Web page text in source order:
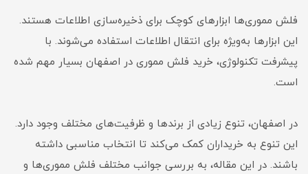
فلش مموری‌ها ابزارهای کوچک برای ذخیره‌سازی اطلاعات هستند.
این ابزارها به‌ویژه برای انتقال اطلاعات استفاده می‌شوند. با
پیشرفت تکنولوژی، خرید فلش مموری در اصفهان بسیار مهم شده
است.
در اصفهان، تنوع زیادی از برندها و ظرفیت‌های مختلف وجود دارد.
این تنوع به خریداران کمک می‌کند تا انتخاب مناسبی داشته
باشند. در این مقاله، به بررسی جوانب مختلف فلش مموری‌ها و